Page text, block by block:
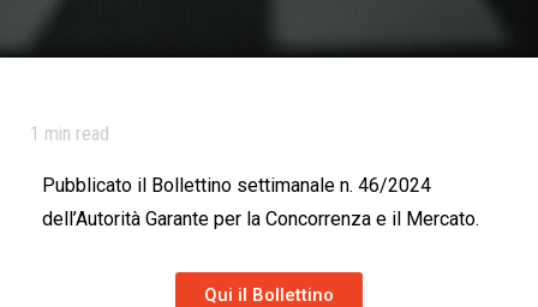
1 min read
Pubblicato il Bollettino settimanale n. 46/2024
dell’Autorità Garante per la Concorrenza e il Mercato.
Qui il Bollettino